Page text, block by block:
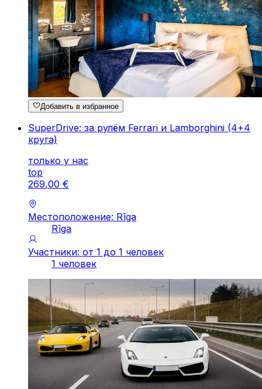
Добавить в избранное
SuperDrive: за рулём Ferrari и Lamborghini (4+4
круга)
только у нас
top
269,00 €
Местоположение: Rīga
Rīga
Участники: от 1 до 1 человек
1 человек